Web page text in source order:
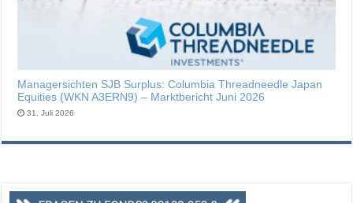
Managersichten SJB Surplus: Columbia Threadneedle Japan
Equities (WKN A3ERN9) – Marktbericht Juni 2026
31. Juli 2026